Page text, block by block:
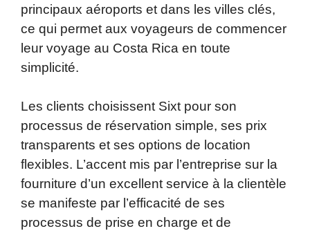
principaux aéroports et dans les villes clés,
ce qui permet aux voyageurs de commencer
leur voyage au Costa Rica en toute
simplicité.
Les clients choisissent Sixt pour son
processus de réservation simple, ses prix
transparents et ses options de location
flexibles. L’accent mis par l’entreprise sur la
fourniture d’un excellent service à la clientèle
se manifeste par l’efficacité de ses
processus de prise en charge et de